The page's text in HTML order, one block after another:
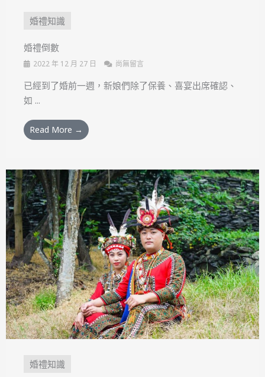
婚禮知識
婚禮倒數
2022 年 12 月 27 日 尚無留言
已經到了婚前一週，新娘們除了保養、喜宴出席確認、
如 ...
Read More →
婚禮知識